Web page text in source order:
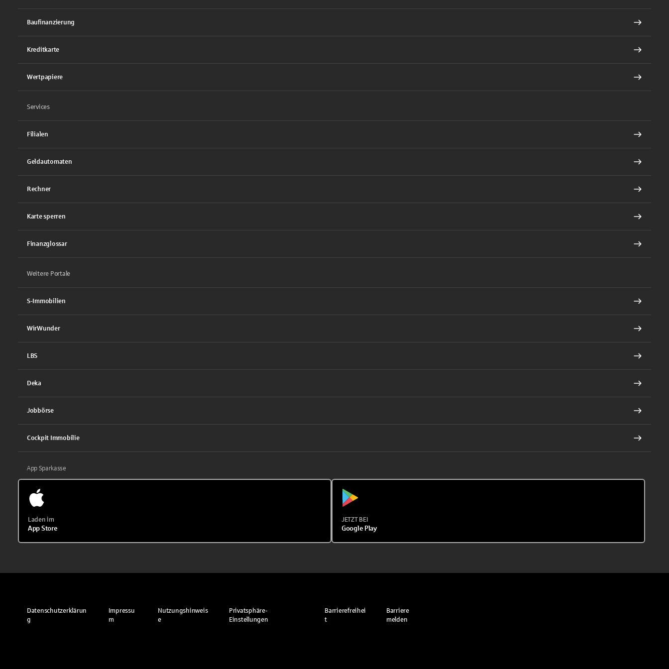
Baufinanzierung
Kreditkarte
Wertpapiere
Services
Filialen
Geldautomaten
Rechner
Karte sperren
Finanzglossar
Weitere Portale
S-Immobilien
WirWunder
LBS
Deka
Jobbörse
Cockpit Immobilie
App Sparkasse
Laden im
App Store
JETZT BEI
Google Play
Datenschutzerklärun
g
Impressu
m
Nutzungshinweis
e
Privatsphäre-
Einstellungen
Barrierefreihei
t
Barriere
melden